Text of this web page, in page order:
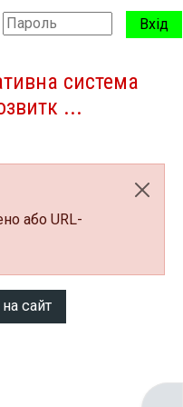
Вхід
система
...
або URL-
сайт